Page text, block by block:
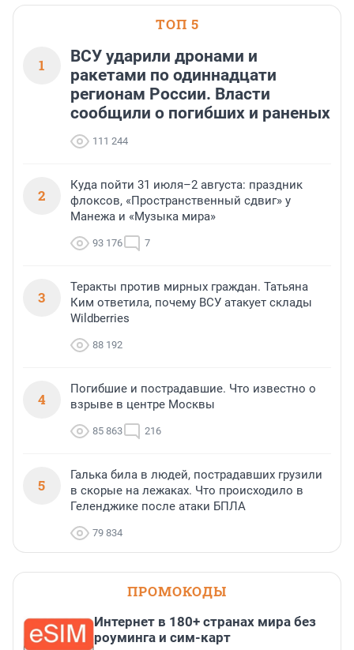
ТОП 5
1
ВСУ ударили дронами и
ракетами по одиннадцати
регионам России. Власти
сообщили о погибших и раненых
111 244
2
Куда пойти 31 июля–2 августа: праздник
флоксов, «Пространственный сдвиг» у
Манежа и «Музыка мира»
93 176 7
3
Теракты против мирных граждан. Татьяна
Ким ответила, почему ВСУ атакует склады
Wildberries
88 192
4
Погибшие и пострадавшие. Что известно о
взрыве в центре Москвы
85 863 216
5
Галька била в людей, пострадавших грузили
в скорые на лежаках. Что происходило в
Геленджике после атаки БПЛА
79 834
ПРОМОКОДЫ
Интернет в 180+ странах мира без
роуминга и сим-карт